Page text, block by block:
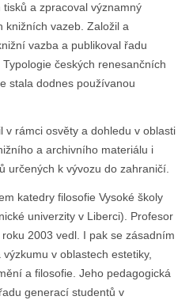
a zpracoval významný
knižních vazeb. Založil a
vazba a publikoval řadu
českých renesančních
stala dodnes používanou
v rámci osvěty a dohledu v oblasti
a archivního materiálu i
určených k vývozu do zahraničí.
katedry filosofie Vysoké školy
univerzity v Liberci). Profesor
2003 vedl. I pak se zásadním
v oblastech estetiky,
a filosofie. Jeho pedagogická
generací studentů v